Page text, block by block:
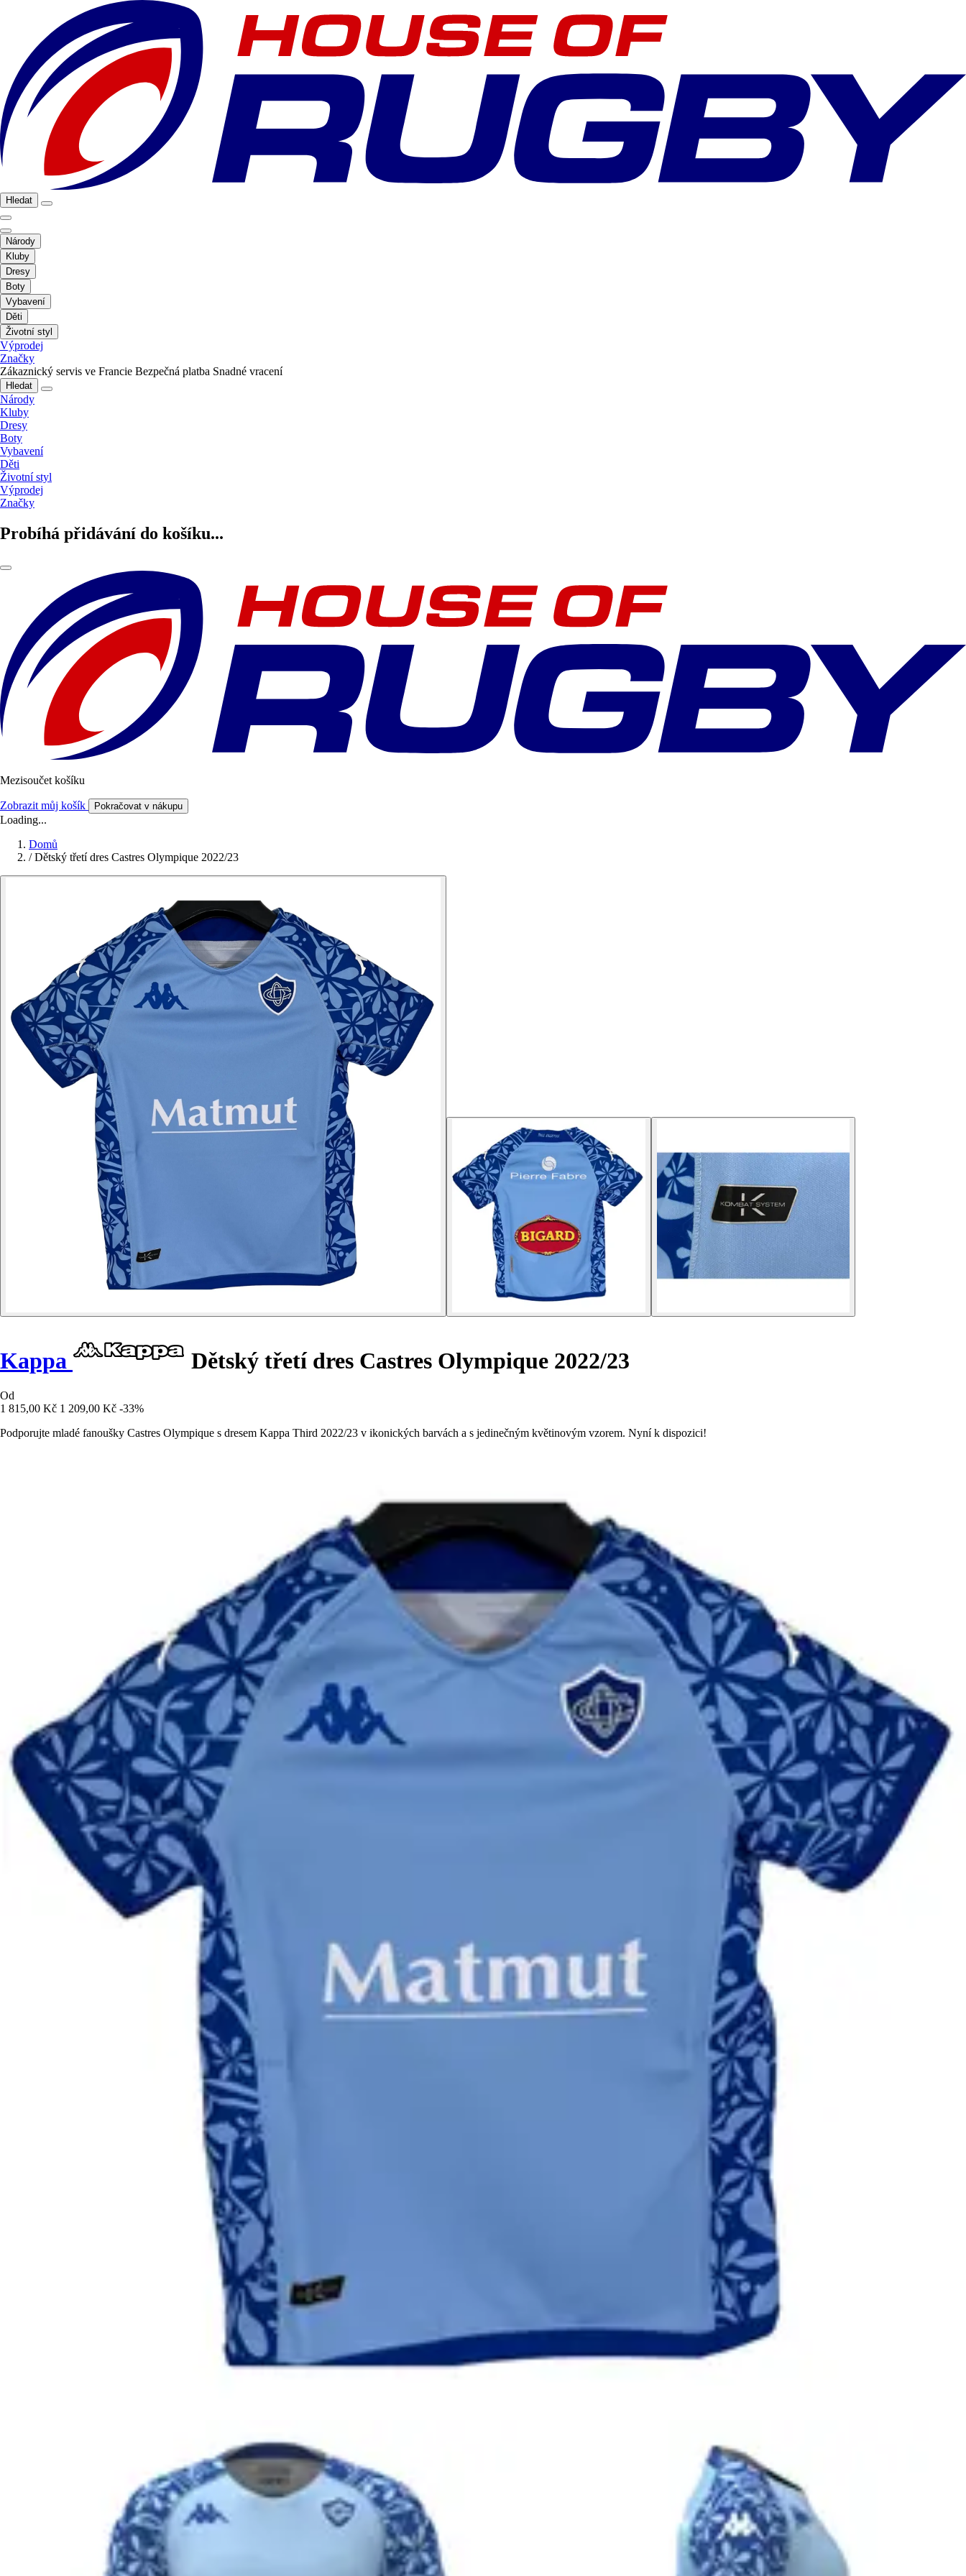
Hledat
Národy
Kluby
Dresy
Boty
Vybavení
Děti
Životní styl
Výprodej
Značky
Zákaznický servis ve Francie Bezpečná platba Snadné vracení
Hledat
Národy
Kluby
Dresy
Boty
Vybavení
Děti
Životní styl
Výprodej
Značky
Probíhá přidávání do košíku...
Mezisoučet košíku
Zobrazit můj košík Pokračovat v nákupu
Loading...
Domů
/ Dětský třetí dres Castres Olympique 2022/23
Kappa Dětský třetí dres Castres Olympique 2022/23
Od
1 815,00 Kč 1 209,00 Kč -33%
Podporujte mladé fanoušky Castres Olympique s dresem Kappa Third 2022/23 v ikonických barvách a s jedinečným květinovým vzorem. Nyní k dispozici!